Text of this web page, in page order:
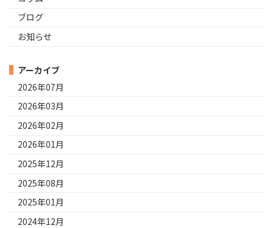
ブログ
お知らせ
アーカイブ
2026年07月
2026年03月
2026年02月
2026年01月
2025年12月
2025年08月
2025年01月
2024年12月